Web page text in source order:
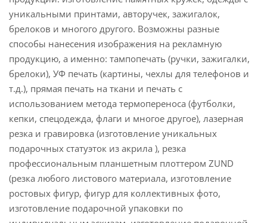
уникальными принтами, авторучек, зажигалок,
брелоков и многого другого. Возможны разные
способы нанесения изображения на рекламную
продукцию, а именно: тампопечать (ручки, зажигалки,
брелоки), УФ печать (картины, чехлы для телефонов и
т.д.), прямая печать на ткани и печать с
использованием метода термопереноса (футболки,
кепки, спецодежда, флаги и многое другое), лазерная
резка и гравировка (изготовление уникальных
подарочных статуэток из акрила ), резка
профессиональным планшетным плоттером ZUND
(резка любого листового материала, изготовление
ростовых фигур, фигур для коллективных фото,
изготовление подарочной упаковки по